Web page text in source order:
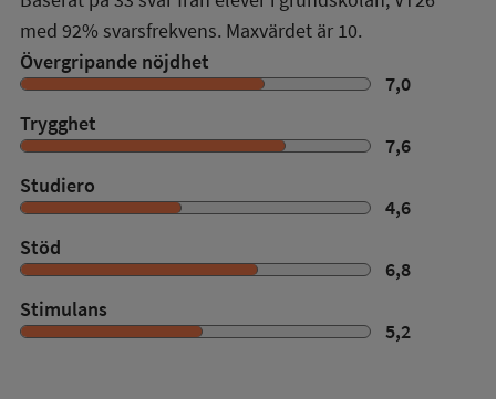
med 92% svarsfrekvens. Maxvärdet är 10.
Övergripande nöjdhet
7,0
Trygghet
7,6
Studiero
4,6
Stöd
6,8
Stimulans
5,2